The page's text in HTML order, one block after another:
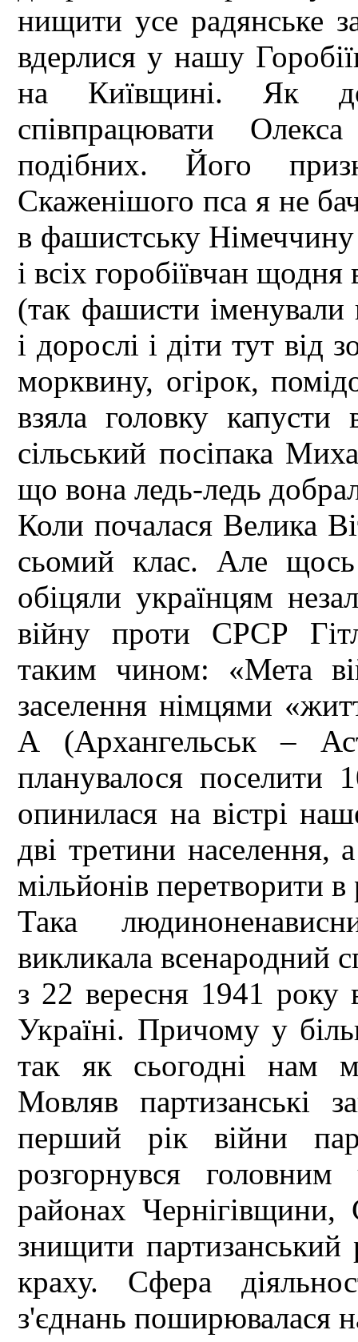
нищити усе радянське
вдерлися у нашу
на Київщині. Як
співпрацювати
подібних. Його
Скаженішого пса я не
в фашистську
і всіх горобіївчан
(так фашисти
і дорослі і діти тут від
морквину, огірок,
взяла головку
сільський посіпака
що вона ледь-ледь
Коли почалася Велика
сьомий клас. Але
обіцяли українцям
війну проти СРСР
таким чином: «Мета
заселення німцями
А (Архангельськ –
планувалося поселити
опинилася на вістрі
дві третини
мільйонів перетворити
Така
викликала всенародний
з 22 вересня 1941 року
Україні. Причому у
так як сьогодні нам
Мовляв партизанські
перший рік війни
розгорнувся
районах Чернігівщини,
знищити
краху. Сфера
з'єднань поширювалася